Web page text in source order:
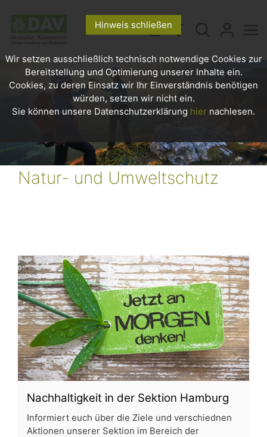
Natur- und Umweltschutz
⁠Nachhaltigkeit in der Sektion Hamburg
Informiert euch über die Ziele und verschiednen
Aktionen unserer Sektion im Bereich der
Hinweis schließen
Wir setzen ausschließlich technisch notwendige Cookies zur
Bereitstellung und Optimierung unserer Inhalte ein.
Cookies, zu deren Einsatz wir Ihr Einverständnis benötigen
würden, setzen wir nicht ein.
Sie können unsere Datenschutzerklärung hier nachlesen.